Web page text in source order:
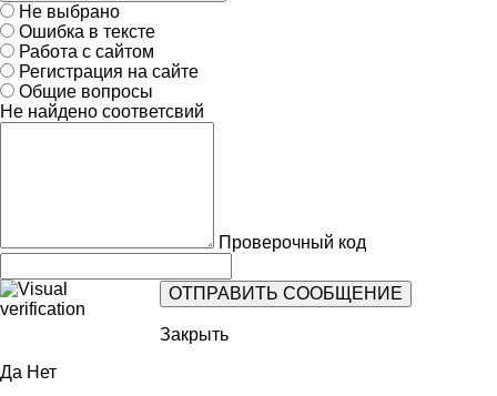
Не выбрано
Ошибка в тексте
Работа с сайтом
Регистрация на сайте
Общие вопросы
Не найдено соответсвий
Проверочный код
Закрыть
Да Нет